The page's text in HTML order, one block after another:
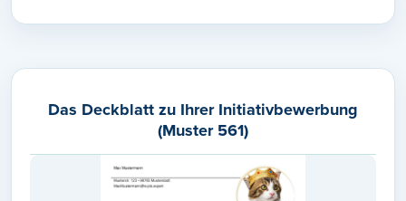
Das Deckblatt zu Ihrer Initiativbewerbung
(Muster 561)